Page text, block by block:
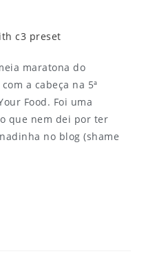
maratona do
a cabeça na 5ª
Food. Foi uma
que nem dei por ter
no blog (shame